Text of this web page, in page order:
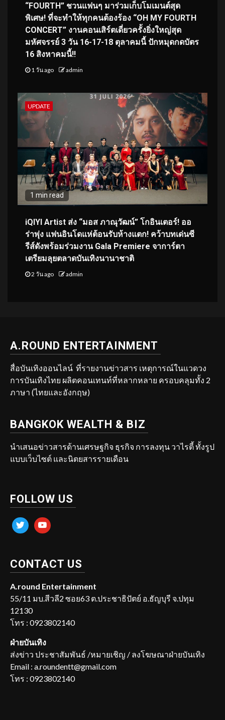
“FOURTH” ชวนแฟนๆ มาร่วมเก็บโมเมนต์สุด
พิเศษ! ที่จะทำให้ทุกคนต้องร้อง “OH MY FOURTH
CONCERT” งานคอนเสิร์ตเดี่ยวครั้งยิ่งใหญ่สุด
มหัศจรรย์ 3 วัน 16-17-18 ตุลาคมนี้ ปักหมุดกดบัตร
16 สิงหาคมนี้!!
1 วัน ago admin
UPDATE
1 min read
iQIYI Artist ส่ง “มอส ภาณุวัฒน์” โกอินเตอร์! ออ
ร่าพุ่ง แฟนอินโดแห่ต้อนรับห้างแตก! คว้าบทเด่นซี
รีส์ดังพร้อมร่วมงาน Gala Premiere จาการ์ตา
เตรียมลุยตลาดบันเทิงนานาชาติ
2 วัน ago admin
A.ROUND ENTERTAINMENT
สื่อบันเทิงออนไลน์ ที่รายงานข่าวสาร เหตุการณ์ในแวดวง
การบันเทิงไทย ผลิตคอนเทนท์ที่หลากหลาย ครอบคลุมทั้ง 2
ภาษา (ไทยและอังกฤษ)
BANGKOK WEALTH & BIZ
นำเสนอข่าวสารด้านเศรษฐกิจ ธุรกิจ การลงทุน วาไรตี้ ทั้งรูป
แบบเว็บไซต์ และนิตยสารรายเดือน
FOLLOW US
twitter youtube
CONTACT US
A.round Entertainment
55/11 มบ.สีวลี2 ซอย63 ต.ประชาธิปัตย์ อ.ธัญบุรี จ.ปทุม
12130
โทร : 0923802140
ฝ่ายบันเทิง
ส่งข่าว ประชาสัมพันธ์ /หมายเชิญ / ลงโฆษณาฝ่ายบันเทิง
Email : a.roundentt@gmail.com
โทร : 0923802140